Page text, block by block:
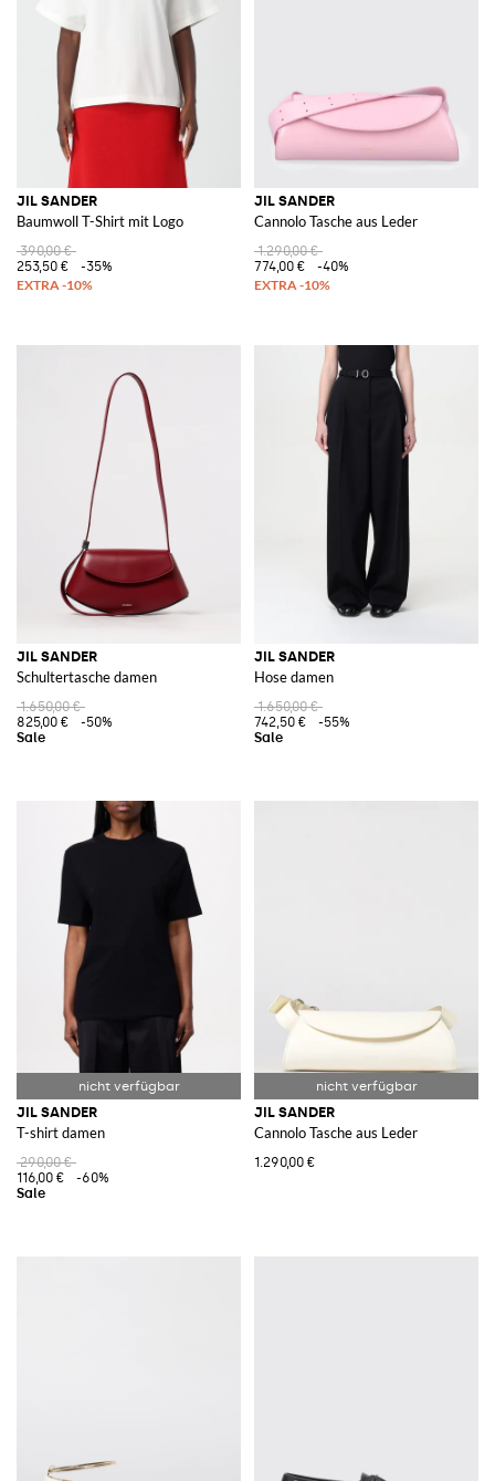
JIL SANDER
Baumwoll T-Shirt mit Logo
390,00 €
253,50 €
-35%
JIL SANDER
Cannolo Tasche aus Leder
1.290,00 €
774,00 €
-40%
JIL SANDER
Schultertasche damen
1.650,00 €
825,00 €
-50%
JIL SANDER
Hose damen
1.650,00 €
742,50 €
-55%
JIL SANDER
T-shirt damen
290,00 €
116,00 €
-60%
JIL SANDER
Cannolo Tasche aus Leder
1.290,00 €